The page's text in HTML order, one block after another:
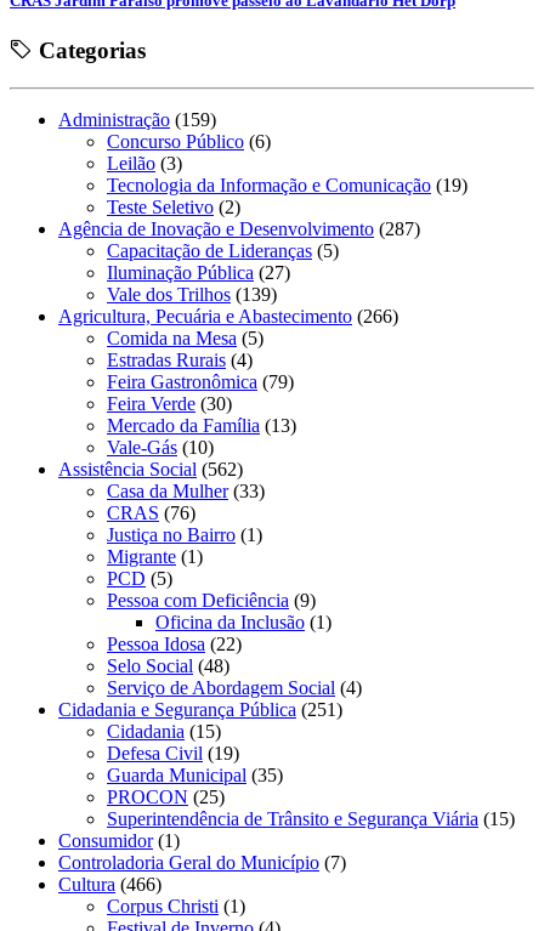
Categorias
Administração (159)
Concurso Público (6)
Leilão (3)
Tecnologia da Informação e Comunicação (19)
Teste Seletivo (2)
Agência de Inovação e Desenvolvimento (287)
Capacitação de Lideranças (5)
Iluminação Pública (27)
Vale dos Trilhos (139)
Agricultura, Pecuária e Abastecimento (266)
Comida na Mesa (5)
Estradas Rurais (4)
Feira Gastronômica (79)
Feira Verde (30)
Mercado da Família (13)
Vale-Gás (10)
Assistência Social (562)
Casa da Mulher(33)
CRAS (76)
Justiça no Bairro (1)
Migrante (1)
PCD (5)
Pessoa com Deficiência (9)
Oficina da Inclusão (1)
Pessoa Idosa (22)
Selo Social (48)
Serviço de Abordagem Social (4)
Cidadania e Segurança Pública (251)
Cidadania (15)
Defesa Civil (19)
Guarda Municipal (35)
PROCON (25)
Superintendência de Trânsito e Segurança Viária (15)
Consumidor(1)
Controladoria Geral do Município (7)
Cultura (466)
Corpus Christi (1)